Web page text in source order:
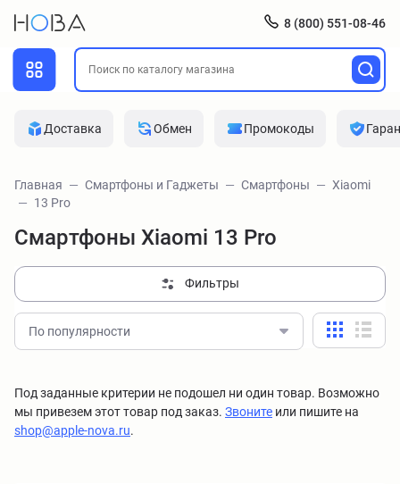
8 (800) 551-08-46
Доставка Обмен Промокоды
Главная Смартфоны и Гаджеты Смартфоны
Xiaomi
13 Pro
Смартфоны Xiaomi 13 Pro
Фильтры
По популярности
Под заданные критерии не подошел ни один товар. Возможно
мы привезем этот товар под заказ. Звоните или пишите на
shop@apple-nova.ru.